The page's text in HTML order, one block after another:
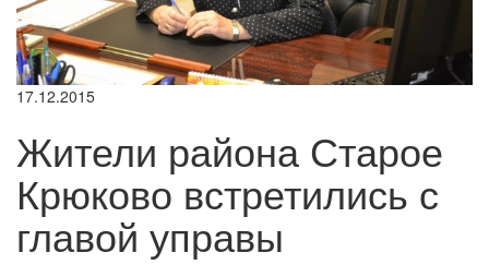
17.12.2015
Жители района Старое
Крюково встретились с
главой управы